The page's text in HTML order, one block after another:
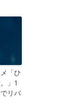
「ひ
」1
リバ